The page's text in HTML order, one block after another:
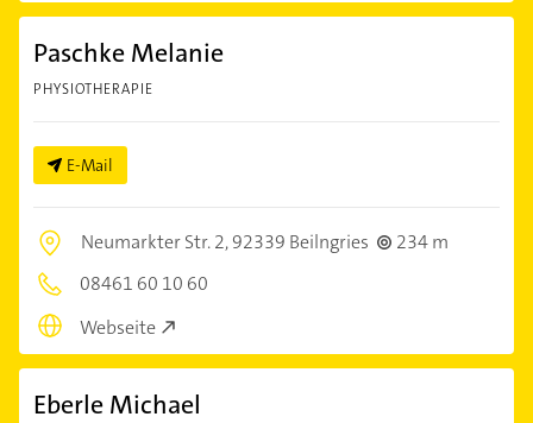
Paschke Melanie
PHYSIOTHERAPIE
E-Mail
Neumarkter Str. 2,92339 Beilngries
234 m
08461 60 10 60
Webseite
Eberle Michael